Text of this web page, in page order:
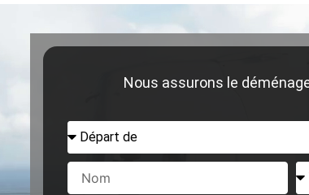
Nous assurons le
de
Nom
du